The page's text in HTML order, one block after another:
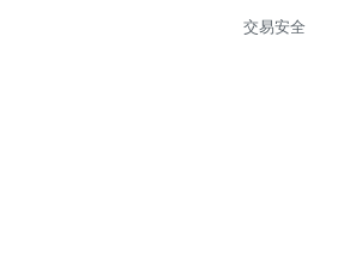
交易安全